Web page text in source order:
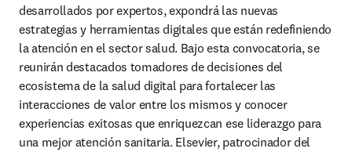
desarrollados por expertos, expondrá las nuevas
estrategias y herramientas digitales que están redefiniendo
la atención en el sector salud. Bajo esta convocatoria, se
reunirán destacados tomadores de decisiones del
ecosistema de la salud digital para fortalecer las
interacciones de valor entre los mismos y conocer
experiencias exitosas que enriquezcan ese liderazgo para
una mejor atención sanitaria. Elsevier, patrocinador del